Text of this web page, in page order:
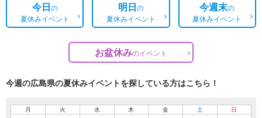
今日の
夏休みイベント
明日の
夏休みイベント
今週末の
夏休みイベント
お盆休みのイベント
今週の広島県の夏休みイベントを探している方はこちら！
月 火 水 木 金 土 日